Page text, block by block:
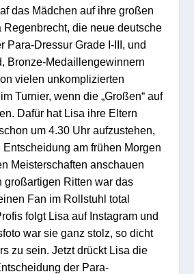
das Mädchen auf ihre großen
Regenbrecht, die neue deutsche
Para-Dressur Grade I-III, und
Bronze-Medaillengewinnern
vielen unkomplizierten
Turnier, wenn die „Großen“ auf
Dafür hat Lisa ihre Eltern
um 4.30 Uhr aufzustehen,
am frühen Morgen
Meisterschaften anschauen
großartigen Ritten war das
Fan im Rollstuhl total
folgt Lisa auf Instagram und
war sie ganz stolz, so dicht
zu sein. Jetzt drückt Lisa die
der Para-